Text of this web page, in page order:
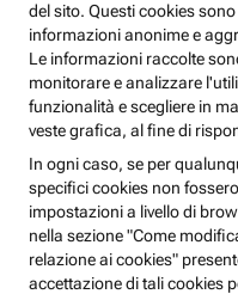
del sito. Questi cookies
informazioni anonime e
Le informazioni raccolte
monitorare e analizzare
funzionalità e scegliere in
veste grafica, al fine di
In ogni caso, se per
specifici cookies non
impostazioni a livello di
nella sezione "Come
relazione ai cookies"
accettazione di tali cookies